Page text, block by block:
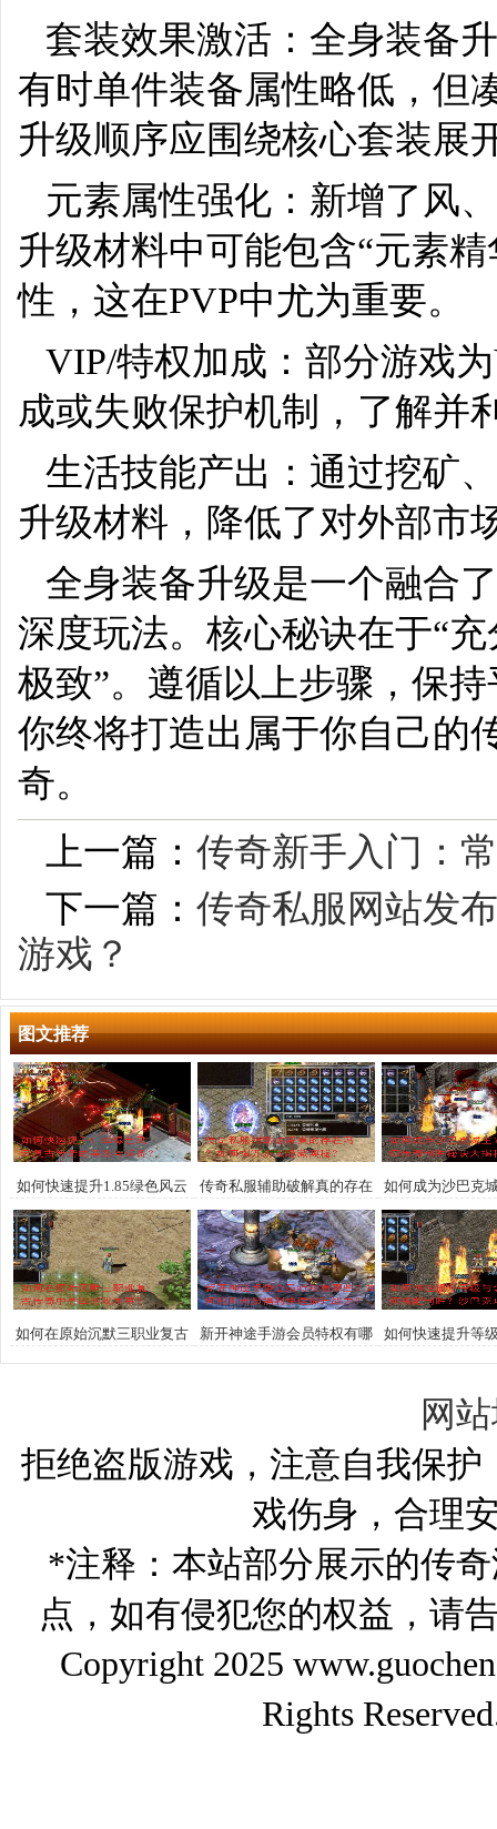
套装效果激活：全身装备
有时单件装备属性略低，但
升级顺序应围绕核心套装展
元素属性强化：新增了风
升级材料中可能包含“元素
性，这在PVP中尤为重要。
VIP/特权加成：部分游戏
成或失败保护机制，了解并
生活技能产出：通过挖矿
升级材料，降低了对外部市
全身装备升级是一个融合
深度玩法。核心秘诀在于“
极致”。遵循以上步骤，保
你终将打造出属于你自己的
奇。
上一篇： 传奇新手入门：
下一篇： 传奇私服网站发
游戏？
图文推荐
如何快速提升1.85绿色风云
复古传奇的等级与装备？
传奇私服辅助破解真的存在
吗？如何揭开游戏隐藏奥
秘？
如何成为沙巴克
传奇制胜秘诀
如何在原始沉默三职业复古
传奇中寻回游戏本真？
新开神途手游会员特权有哪
些？如何利用会员福利快速
如何快速提升等
合击技能如何搭
网
拒绝盗版游戏，注意自我保
戏伤身，合理
*注释：本站部分展示的传
点，如有侵犯您的权益，请
Copyright 2025
Rights